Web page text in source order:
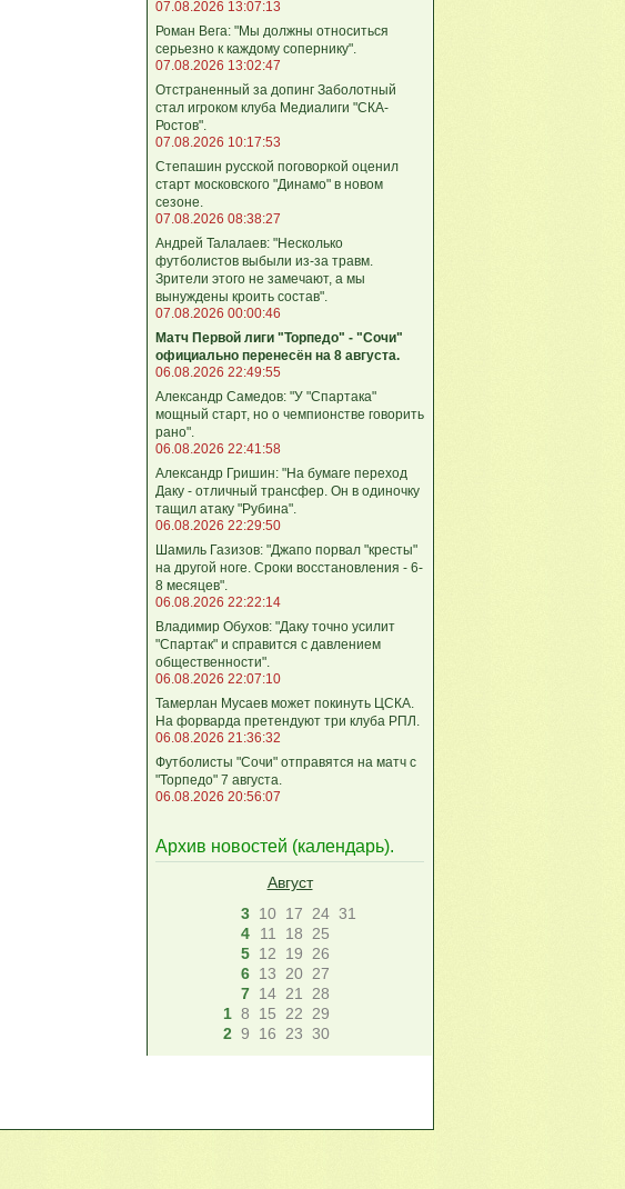
07.08.2026 13:07:13
Роман Вега: "Мы должны относиться
серьезно к каждому сопернику".
07.08.2026 13:02:47
Отстраненный за допинг Заболотный
стал игроком клуба Медиалиги "СКА-
Ростов".
07.08.2026 10:17:53
Степашин русской поговоркой оценил
старт московского "Динамо" в новом
сезоне.
07.08.2026 08:38:27
Андрей Талалаев: "Несколько
футболистов выбыли из-за травм.
Зрители этого не замечают, а мы
вынуждены кроить состав".
07.08.2026 00:00:46
Матч Первой лиги "Торпедо" - "Сочи"
официально перенесён на 8 августа.
06.08.2026 22:49:55
Александр Самедов: "У "Спартака"
мощный старт, но о чемпионстве говорить
рано".
06.08.2026 22:41:58
Александр Гришин: "На бумаге переход
Даку - отличный трансфер. Он в одиночку
тащил атаку "Рубина".
06.08.2026 22:29:50
Шамиль Газизов: "Джапо порвал "кресты"
на другой ноге. Сроки восстановления - 6-
8 месяцев".
06.08.2026 22:22:14
Владимир Обухов: "Даку точно усилит
"Спартак" и справится с давлением
общественности".
06.08.2026 22:07:10
Тамерлан Мусаев может покинуть ЦСКА.
На форварда претендуют три клуба РПЛ.
06.08.2026 21:36:32
Футболисты "Сочи" отправятся на матч с
"Торпедо" 7 августа.
06.08.2026 20:56:07
Архив новостей (календарь).
Август
3 10 17 24 31
4
11 18
25
5 12 19
26
6 13 20 27
7 14 21
28
1 8 15 22
29
2 9 16 23 30